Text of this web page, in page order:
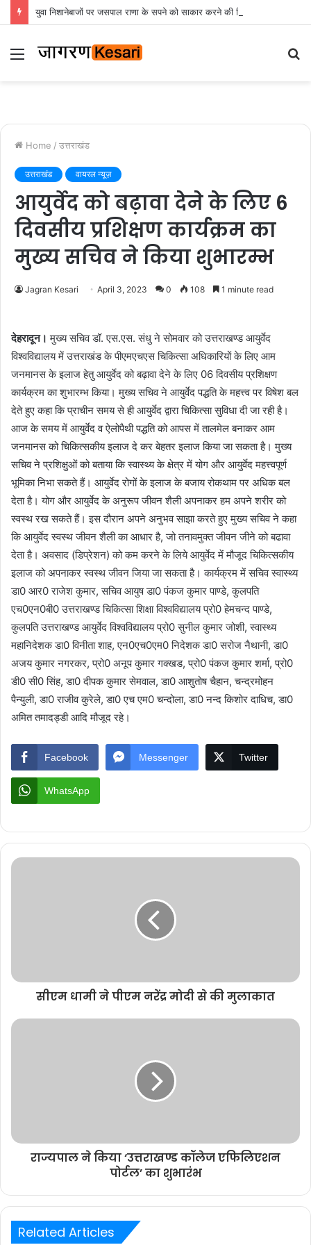
Menu
Home / उत्तराखंड
उत्तराखंड वायरल न्यूज़
आयुर्वेद को बढ़ावा देने के लिए 6
दिवसीय प्रशिक्षण कार्यक्रम का
मुख्य सचिव ने किया शुभारम्भ
Jagran Kesari April 3, 2023 0 108 1 minute read
देहरादून। मुख्य सचिव डॉ. एस.एस. संधु ने सोमवार को उत्तराखण्ड आयुर्वेद
विश्वविद्यालय में उत्तराखंड के पीएमएचएस चिकित्सा अधिकारियों के लिए आम
जनमानस के इलाज हेतु आयुर्वेद को बढ़ावा देने के लिए 06 दिवसीय प्रशिक्षण
कार्यक्रम का शुभारम्भ किया। मुख्य सचिव ने आयुर्वेद पद्धति के महत्त्व पर विषेश बल
देते हुए कहा कि प्राचीन समय से ही आयुर्वेद द्वारा चिकित्सा सुविधा दी जा रही है।
आज के समय में आयुर्वेद व ऐलोपैथी पद्धति को आपस में तालमेल बनाकर आम
जनमानस को चिकित्सकीय इलाज दे कर बेहतर इलाज किया जा सकता है। मुख्य
सचिव ने प्रशिक्षुओं को बताया कि स्वास्थ्य के क्षेत्र में योग और आयुर्वेद महत्त्वपूर्ण
भूमिका निभा सकते हैं। आयुर्वेद रोगों के इलाज के बजाय रोकथाम पर अधिक बल
देता है। योग और आयुर्वेद के अनुरूप जीवन शैली अपनाकर हम अपने शरीर को
स्वस्थ रख सकते हैं। इस दौरान अपने अनुभव साझा करते हुए मुख्य सचिव ने कहा
कि आयुर्वेद स्वस्थ जीवन शैली का आधार है, जो तनावमुक्त जीवन जीने को बढावा
देता है। अवसाद (डिप्रेशन) को कम करने के लिये आयुर्वेद में मौजूद चिकित्सकीय
इलाज को अपनाकर स्वस्थ जीवन जिया जा सकता है। कार्यक्रम में सचिव स्वास्थ्य
डा0 आर0 राजेश कुमार, सचिव आयुष डा0 पंकज कुमार पाण्डे, कुलपति
एच0एन0बी0 उत्तराखण्ड चिकित्सा शिक्षा विश्वविद्यालय प्रो0 हेमचन्द पाण्डे,
कुलपति उत्तराखण्ड आयुर्वेद विश्वविद्यालय प्रो0 सुनील कुमार जोशी, स्वास्थ्य
महानिदेशक डा0 विनीता शाह, एन0एच0एम0 निदेशक डा0 सरोज नैथानी, डा0
अजय कुमार नगरकर, प्रो0 अनूप कुमार गक्खड, प्रो0 पंकज कुमार शर्मा, प्रो0
डी0 सी0 सिंह, डा0 दीपक कुमार सेमवाल, डा0 आशुतोष चैहान, चन्द्रमोहन
पैन्युली, डा0 राजीव कुरेले, डा0 एच एम0 चन्दोला, डा0 नन्द किशोर दाधिच, डा0
अमित तमादड्डी आदि मौजूद रहे।
Facebook Messenger Twitter
WhatsApp
सीएम धामी ने पीएम नरेंद्र मोदी से की मुलाकात
राज्यपाल ने किया ‘उत्तराखण्ड कॉलेज एफिलिएशन
पोर्टल’ का शुभारंभ
Related Articles